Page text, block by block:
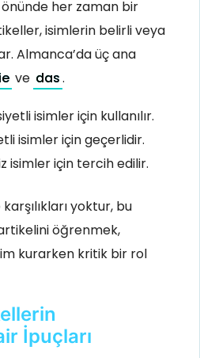
her zaman bir
isimlerin belirli veya
Almanca’da üç ana
ve das.
isimler için kullanılır.
isimler için geçerlidir.
isimler için tercih edilir.
yoktur, bu
öğrenmek,
kurarken kritik bir rol
İpuçları